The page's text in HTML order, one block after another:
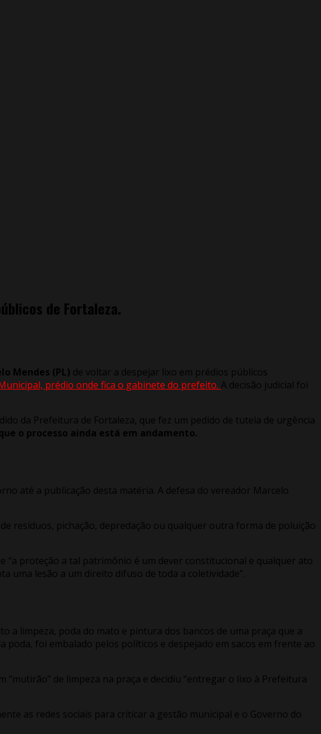
de Fortaleza.
Mendes (PL) de voltar a despejar lixo em prédios públicos
prédio onde fica o gabinete do prefeito. A decisão judicial foi
da Prefeitura de Fortaleza, que fez um pedido de tutela de urgência
o processo ainda está em andamento.
até a publicação desta matéria. A defesa do vereador Marcelo
resíduos, pichação, depredação ou qualquer outra forma de poluição
“a proteção a tal patrimônio é um dever constitucional e qualquer ato
uma lesão a um direito difuso de toda a coletividade”.
a limpeza, poda do mato e pintura dos bancos de uma praça que a
foi embalado pelos políticos e despejado em sacos em frente ao
de limpeza na praça e decidiu “entregar o lixo à Prefeitura
as redes sociais para criticar a gestão municipal e o Governo do